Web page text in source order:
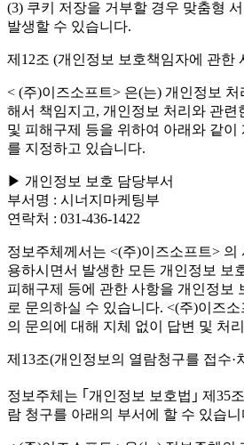
(3) 쿠키 저장을 거부할 경우 맞춤형
발생할 수 있습니다.
제12조 (개인정보 보호책임자에 관한
< (주)이즈소프트> 은(는) 개인정보
해서 책임지고, 개인정보 처리와 관련
및 피해구제 등을 위하여 아래와 같이
를 지정하고 있습니다.
▶ 개인정보 보호 담당부서
부서명 : 시너지마케팅부
연락처 : 031-436-1422
정보주체께서는 <(주)이즈소프트> 의
용하시면서 발생한 모든 개인정보 보
피해구제 등에 관한 사항을 개인정보
로 문의하실 수 있습니다. <(주)이즈소
의 문의에 대해 지체 없이 답변 및 처
제13조(개인정보의 열람청구를 접수·
정보주체는 ｢개인정보 보호법｣ 제35
람 청구를 아래의 부서에 할 수 있습니